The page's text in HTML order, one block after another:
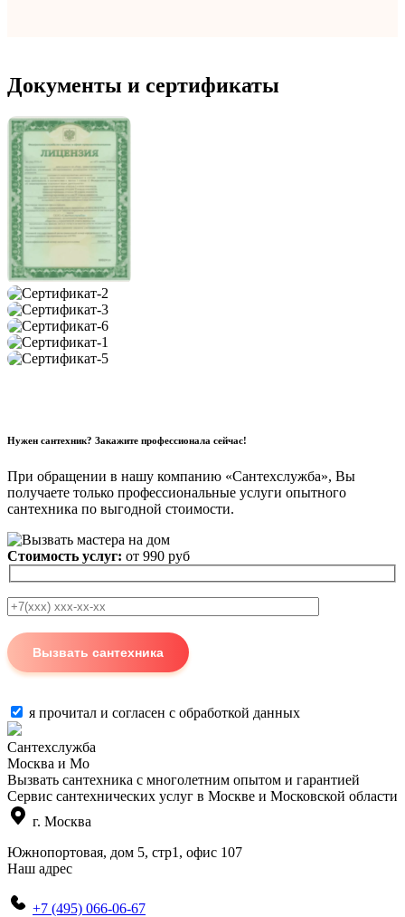
Документы и сертификаты
Нужен сантехник? Закажите профессионала сейчас!
При обращении в нашу компанию «Сантехслужба», Вы
получаете только профессиональные услуги опытного
сантехника по выгодной стоимости.
Стоимость услуг: от 990 руб
я прочитал и согласен с обработкой данных
Сантехслужба
Москва и Мо
Вызвать сантехника с многолетним опытом и гарантией
Сервис сантехнических услуг в Москве и Московской области
г. Москва
Южнопортовая, дом 5, стр1, офис 107
Наш адрес
+7 (495) 066-06-67